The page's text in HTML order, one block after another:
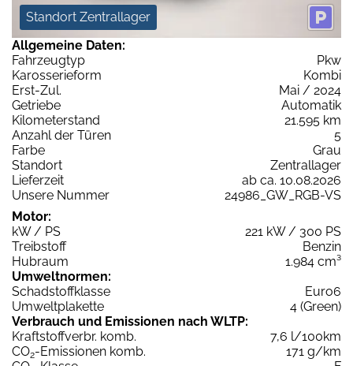
Standort Zentrallager
Allgemeine Daten:
Fahrzeugtyp
Pkw
Karosserieform
Kombi
Erst-Zul.
Mai / 2024
Getriebe
Automatik
Kilometerstand
21.595 km
Anzahl der Türen
5
Farbe
Grau
Standort
Zentrallager
Lieferzeit
ab ca. 10.08.2026
Unsere Nummer
24986_GW_RGB-VS
Motor:
kW / PS
221 kW / 300 PS
Treibstoff
Benzin
Hubraum
1.984 cm³
Umweltnormen:
Schadstoffklasse
Euro6
Umweltplakette
4 (Green)
Verbrauch und Emissionen nach WLTP:
Kraftstoffverbr. komb.
7,6 l/100km
CO2-Emissionen komb.
171 g/km